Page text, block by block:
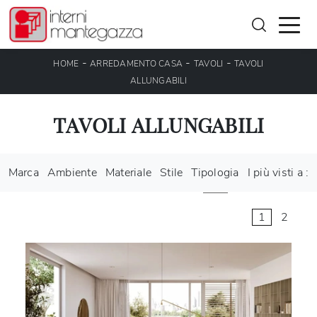
HOME -ARREDAMENTO CASA - TAVOLI -TAVOLI
ALLUNGABILI
TAVOLI ALLUNGABILI
Marca Ambiente Materiale Stile Tipologia I più visti a :
1 2